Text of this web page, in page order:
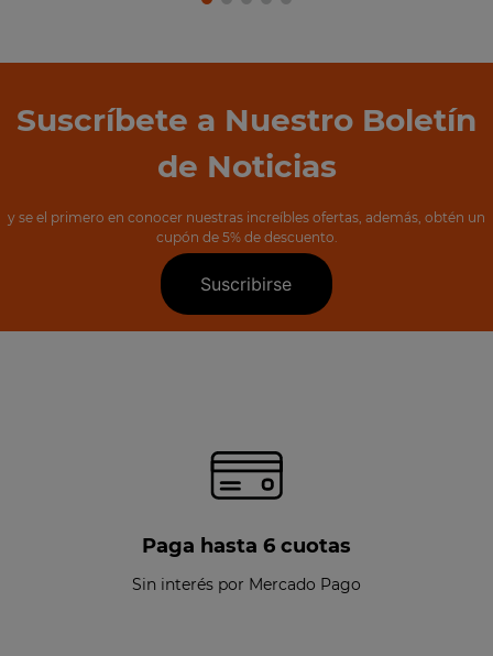
Suscríbete a Nuestro Boletín
de Noticias
y se el primero en conocer nuestras increíbles ofertas, además, obtén un
cupón de 5% de descuento.
Suscribirse
Paga hasta 6 cuotas
Sin interés por Mercado Pago